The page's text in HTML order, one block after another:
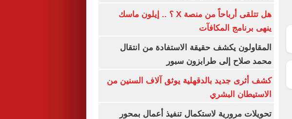
هل تتلقى أرباحاً من منصة X ؟ .. إيلون ماسك
ينهى برنامج المكافآت
المقاولون يكشف حقيقة الاستفادة من انتقال
محمد صلاح إلى طرابزون سبور
كشف أثرى جديد بالدقهلية يوثق آلاف السنين من
الاستيطان البشري
تحويلات مرورية لاستكمال تنفيذ أعمال بمحور